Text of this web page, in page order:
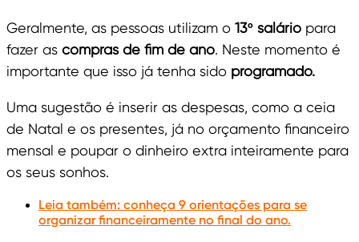
Geralmente, as pessoas utilizam o 13º salário para
fazer as compras de fim de ano. Neste momento é
importante que isso já tenha sido programado.
Uma sugestão é inserir as despesas, como a ceia
de Natal e os presentes, já no orçamento financeiro
mensal e poupar o dinheiro extra inteiramente para
os seus sonhos.
Leia também: conheça 9 orientações para se
organizar financeiramente no final do ano.